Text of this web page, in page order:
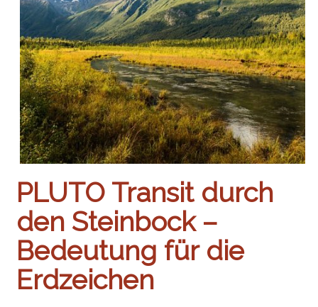
PLUTO Transit durch
den Steinbock –
Bedeutung für die
Erdzeichen